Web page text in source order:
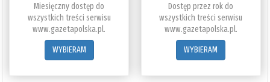
Miesięczny dostęp do
wszystkich treści serwisu
www.gazetapolska.pl.
WYBIERAM
Dostęp przez rok do
wszystkich treści serwisu
www.gazetapolska.pl.
WYBIERAM